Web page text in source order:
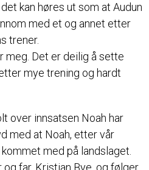
kan høres ut som at Audun
med et og annet etter
trener.
meg. Det er deilig å sette
mye trening og hardt
over innsatsen Noah har
med at Noah, etter vår
med på landslaget.
far, Kristian Bye, og følger